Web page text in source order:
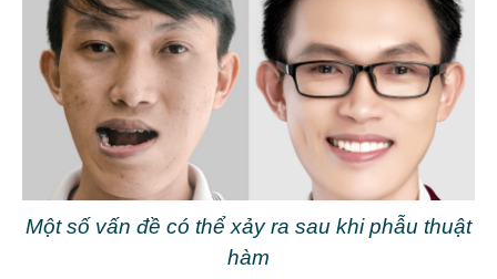
Một số vấn đề có thể xảy ra sau khi phẫu thuật
hàm